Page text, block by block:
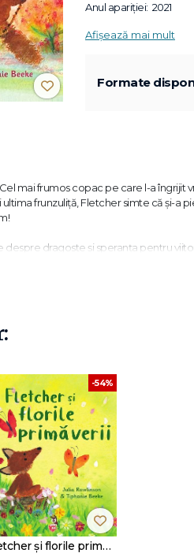
Anul apariției: 2021
Afișează mai mult
Formate
mai frumos copac pe care l-a îngrijit
frunzuliță, Fletcher simte că și-a
dragoste și speranța pentru
cu ilustrația, care-i va ajuta pe cei
-54%
Fletcher și florile primăverii